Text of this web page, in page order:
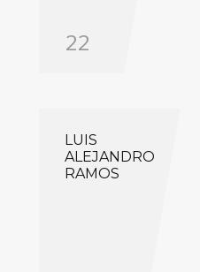
22
LUIS
ALEJANDRO
RAMOS